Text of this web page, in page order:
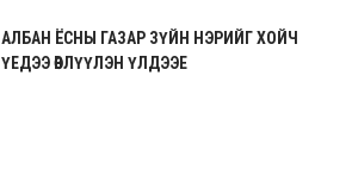
АЛБАН ЁСНЫ ГАЗАР ЗҮЙН НЭРИЙГ ХОЙЧ
ҮЕДЭЭ ӨВЛҮҮЛЭН ҮЛДЭЭЕ